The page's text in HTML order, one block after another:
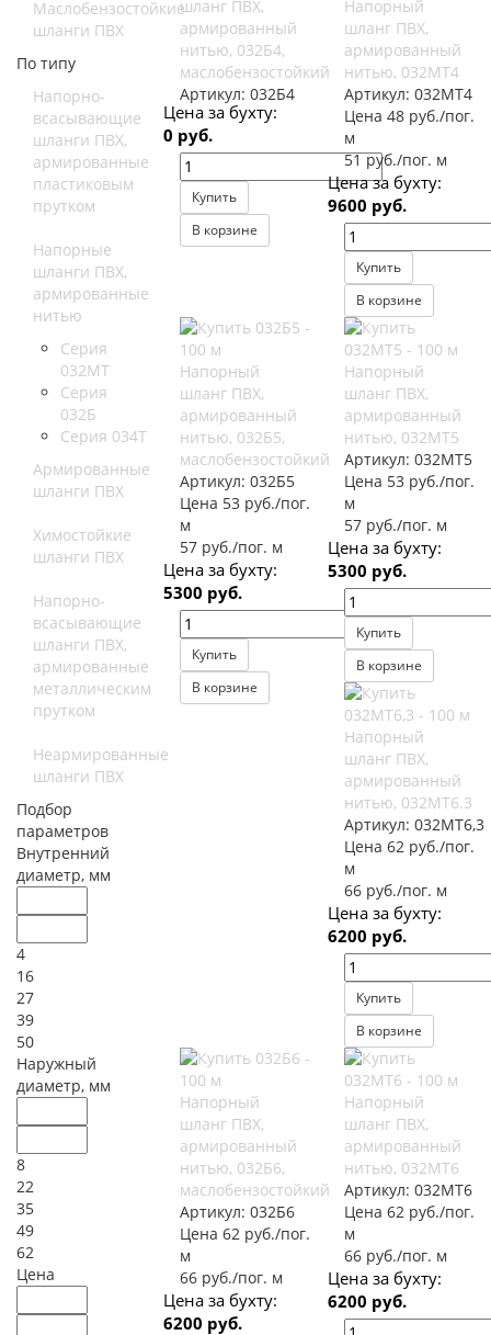
Маслобензостойкие
шланги ПВХ
По типу
Напорно-
всасывающие
шланги ПВХ,
армированные
пластиковым
прутком
Напорные
шланги ПВХ,
армированные
нитью
Серия
032МТ
Серия
032Б
Серия 034Т
Армированные
шланги ПВХ
Химостойкие
шланги ПВХ
Напорно-
всасывающие
шланги ПВХ,
армированные
металлическим
прутком
Неармированные
шланги ПВХ
Подбор
параметров
Внутренний
диаметр, мм
4
16
27
39
50
Наружный
диаметр, мм
8
22
35
49
62
Цена
шланг ПВХ,
армированный
нитью, 032Б4,
маслобензостойкий
Артикул:032Б4
Цена за бухту:
0 руб.
Купить
В корзине
Напорный
шланг ПВХ,
армированный
нитью, 032МТ4
Артикул: 032МТ4
Цена 48 руб./пог.
м
51 руб./пог. м
Цена за бухту:
9600 руб.
Купить
В корзине
Напорный
шланг ПВХ,
армированный
нитью, 032Б5,
маслобензостойкий
Артикул:032Б5
Цена 53 руб./пог.
м
57 руб./пог. м
Цена за бухту:
5300 руб.
Купить
В корзине
Напорный
шланг ПВХ,
армированный
нитью, 032МТ5
Артикул: 032МТ5
Цена 53 руб./пог.
м
57 руб./пог. м
Цена за бухту:
5300 руб.
Купить
В корзине
Напорный
шланг ПВХ,
армированный
нитью, 032МТ6.3
Артикул: 032МТ6,3
Цена 62 руб./пог.
м
66 руб./пог. м
Цена за бухту:
6200 руб.
Купить
В корзине
Напорный
шланг ПВХ,
армированный
нитью, 032Б6,
маслобензостойкий
Артикул:032Б6
Цена 62 руб./пог.
м
66 руб./пог. м
Цена за бухту:
6200 руб.
Напорный
шланг ПВХ,
армированный
нитью, 032МТ6
Артикул: 032МТ6
Цена 62 руб./пог.
м
66 руб./пог. м
Цена за бухту:
6200 руб.